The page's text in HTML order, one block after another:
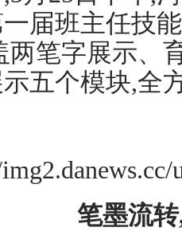
届班主任技
两笔字展示、
五个模块,全
笔墨流